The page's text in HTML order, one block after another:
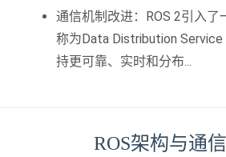
通信机制改进：ROS 2引入了
称为Data Distribution Service
持更可靠、实时和分布...
ROS架构与通